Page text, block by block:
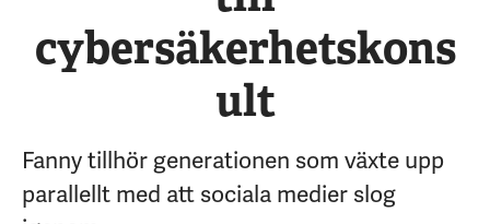
cybersäkerhetskons
ult
Fanny tillhör generationen som växte upp
parallellt med att sociala medier slog